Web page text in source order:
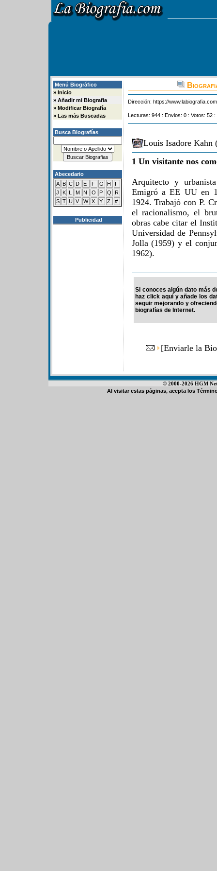
Menú Biográfico
» Inicio
» Añadir mi Biografia
» Modificar Biografía
» Las más Buscadas
Busca Biografías
Abecedario
A B C D E F G H
I
J
K L M N O P Q
R
S T U V W X Y Z #
Publicidad
Dirección: https://
Lecturas: 944 : Envios: 0 : Votos: 52
Louis Isadore Kahn
1 Un visitante nos
Arquitecto y
Emigró a EE UU en
1924. Trabajó con P.
el racionalismo, el
obras cabe citar el
Universidad de
Jolla (1959) y el
1962).
Si conoces algún dato más
haz click aquí y añade los
seguir mejorando y
biografías de Internet.
[Enviarle la
© 2000-2026 HGM
Al visitar estas páginas, acepta los